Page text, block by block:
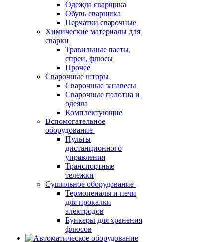
Одежда сварщика
Обувь сварщика
Перчатки сварочные
Химические материалы для
сварки
Травильные пасты,
спреи, флюсы
Прочее
Сварочные шторы
Сварочные занавесы
Сварочные полотна и
одеяла
Комплектующие
Вспомогательное
оборудование
Пульты
дистанционного
управления
Транспортные
тележки
Сушильное оборудование
Термопеналы и печи
для прокалки
электродов
Бункеры для хранения
флюсов